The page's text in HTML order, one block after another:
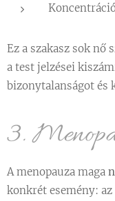
Ez a szakasz sok nő
a test jelzései
bizonytalanságot és
3.
A menopauza maga
konkrét esemény: